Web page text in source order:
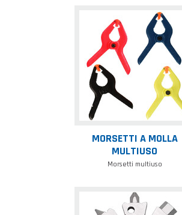
Morsetti
molla
multiuso
MORSETTI A MOLLA
MULTIUSO
Morsetti multiuso
Multi
utensile